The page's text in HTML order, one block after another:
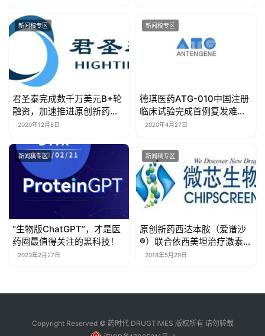
新闻稿专区
君圣泰完成数千万美元B+轮
融资，加速推进原创新药多
个适应症临床II/III期的全球同
新品种的临床研究
2020年12月8日
新闻稿专区
德琪医药ATG-010中国注册
临床试验完成首例复发难治
性弥漫大B细胞淋巴瘤患者给
2020年4月27日
新闻稿专区
“生物版ChatGPT”，才是医
药圈最值得关注的黑科技！
2023年2月27日
新闻稿专区
原创新药西达本胺（爱谱沙
®）联合依西美坦治疗激素受
体阳性晚期乳腺癌患者的关
2018年5月29日
Copyright Reserved © 药时代 DRUGTIMES 版权所有 请勿转载